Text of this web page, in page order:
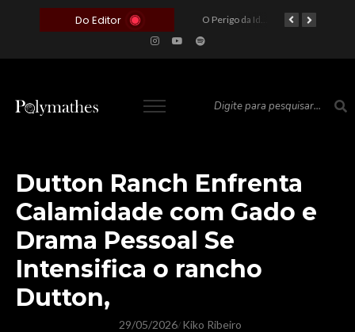
Do Editor
O Voto como Moeda: Clientelismo e o Analfabetismo Funcional Político no Brasil O Perigo da Ideologia Desenfreada na Justiça: Quando a Pauta Política Substitui a Pena Criminal
Dutton Ranch Enfrenta
Calamidade com Gado e
Drama Pessoal Se
Intensifica o rancho
Dutton,
29/05/2026/ Kiko Ribeiro